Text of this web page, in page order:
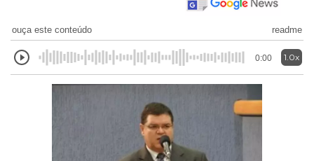
ouça este conteúdo readme
0:00 1.0x